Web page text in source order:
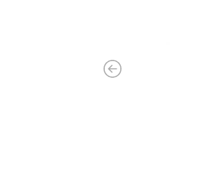
Previous